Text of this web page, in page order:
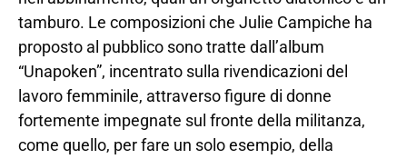
tamburo. Le composizioni che Julie Campiche ha
proposto al pubblico sono tratte dall’album
“Unapoken”, incentrato sulla rivendicazioni del
lavoro femminile, attraverso figure di donne
fortemente impegnate sul fronte della militanza,
come quello, per fare un solo esempio, della